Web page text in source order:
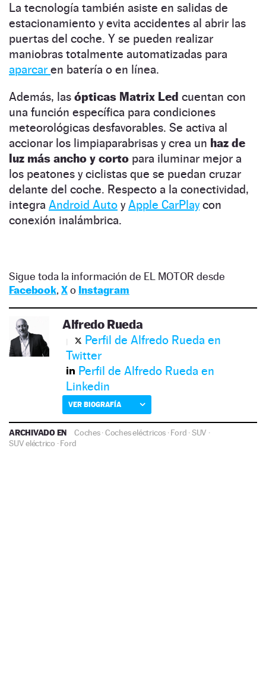
La tecnología también asiste en salidas de
estacionamiento y evita accidentes al abrir las
puertas del coche. Y se pueden realizar
maniobras totalmente automatizadas para
aparcar en batería o en línea.
Además, las ópticas Matrix Led cuentan con
una función específica para condiciones
meteorológicas desfavorables. Se activa al
accionar los limpiaparabrisas y crea un haz de
luz más ancho y corto para iluminar mejor a
los peatones y ciclistas que se puedan cruzar
delante del coche. Respecto a la conectividad,
integra Android Auto yApple CarPlaycon
conexión inalámbrica.
Sigue toda la información de EL MOTOR desde
Facebook, Xo Instagram
Alfredo Rueda
Perfil de Alfredo Rueda en
Twitter
Perfil de Alfredo Rueda en
Linkedin
VER BIOGRAFÍA
ARCHIVADO EN Coches·Coches eléctricos ·Ford ·SUV ·
SUV eléctrico ·Ford